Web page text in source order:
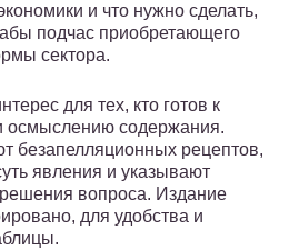
и что нужно сделать,
подчас приобретающего
сектора.
для тех, кто готов к
осмыслению содержания.
безапелляционных рецептов,
явления и указывают
вопроса. Издание
для удобства и